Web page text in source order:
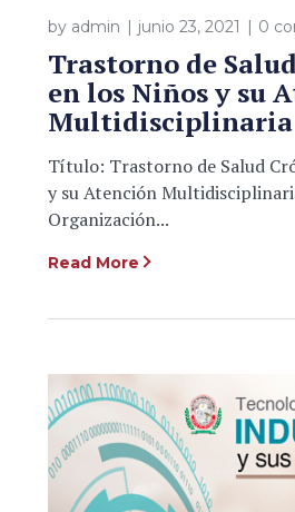
by admin junio 23, 2021 0
Trastorno de
en los Niños y su
Multidisciplinaria
Título: Trastorno de Salud
y su Atención
Organización...
Read More